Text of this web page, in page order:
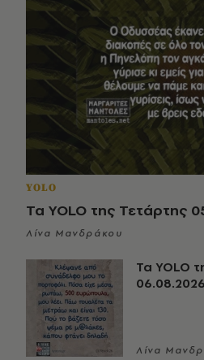
YOLO
Τα YOLO της Τετάρτης
Λίνα Μανδράκου
Τα YOLO
06.08.2026
Λίνα